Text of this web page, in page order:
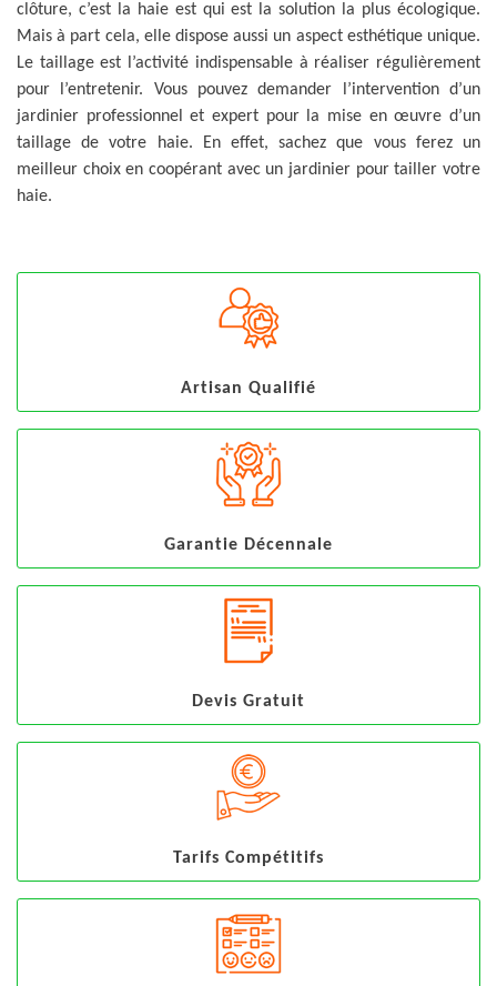
clôture, c’est la haie est qui est la solution la plus écologique.
Mais à part cela, elle dispose aussi un aspect esthétique unique.
Le taillage est l’activité indispensable à réaliser régulièrement
pour l’entretenir. Vous pouvez demander l’intervention d’un
jardinier professionnel et expert pour la mise en œuvre d’un
taillage de votre haie. En effet, sachez que vous ferez un
meilleur choix en coopérant avec un jardinier pour tailler votre
haie.
Artisan Qualifié
Garantie Décennale
Devis Gratuit
Tarifs Compétitifs